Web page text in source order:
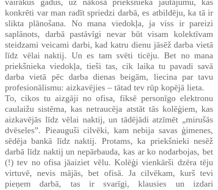
konkrēti var man radīt spriedzi darbā, es atbildēju, ka tā ir
slikta plānošana. No mana viedokļa, ja viss ir pareizi
saplānots, darbā pastāvīgi nevar būt visam kolektīvam
steidzami veicami darbi, kad katru dienu jāsēž darba vietā
līdz vēlai naktij. Un es tam svēti ticēju. Bet no mana
priekšnieka viedokļa, tieši tas, cik laika tu pavadi savā
darba vietā pēc darba dienas beigām, liecina par tavu
profesionālismu: aizkavējies – tātad tev rūp kopējā lieta.
To, cikos tu aizgāji no ofisa, fiksē personīgo elektronu
caulaižu sistēma, kas netraucēja atstāt tās kolēģiem, kas
aizkavējās līdz vēlai naktij, un tādējādi atzīmēt „mirušās
dvēseles”. Pieauguši cilvēki, kam nebija savas ģimenes,
sēdēja bankā līdz naktij. Protams, ka priekšnieki nesēž
darbā līdz naktij un nepārbauda, kas ar ko nodarbojas, bet
(!) tev no ofisa jāaiziet vēlu. Kolēģi vienkārši dzēra tēju
virtuvē, nevis mājās, bet ofisā. Ja cilvēkam, kurš tevi
pieņem darbā, tas ir svarīgi, klausies un izdari